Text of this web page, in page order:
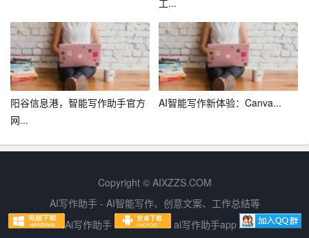
对于文艺创作者来说，百度AI写作助手也是一个得力的助
手。它可以帮助作者进行故事构思、角色设定、情节发展
等方面的创作。在创作过程中，百度AI写作助手还能根据
作者的喜好和需求，实时调整内容，助力文艺作品的诞
生。
三、百度AI写作助手的未来发展
未来，百度AI写作助手将更加注重个性化定制。通过对用
户写作风格的分析和学习，百度AI写作助手将为每个用户
工...
阳谷信息港，智能写作助手官方
网...
AI智能写作新体验：Canva...
Copyright © AIXZZS.COM
AI写作助手 - AI智能写作、创意文案、工作总结等
Ai写作助手
ai写作助手app